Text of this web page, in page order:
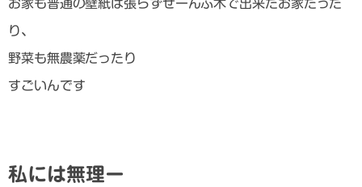
お家も普通の壁紙は張らずぜーんぶ木で出来たお家だった
り、
野菜も無農薬だったり
すごいんです
私には無理ー